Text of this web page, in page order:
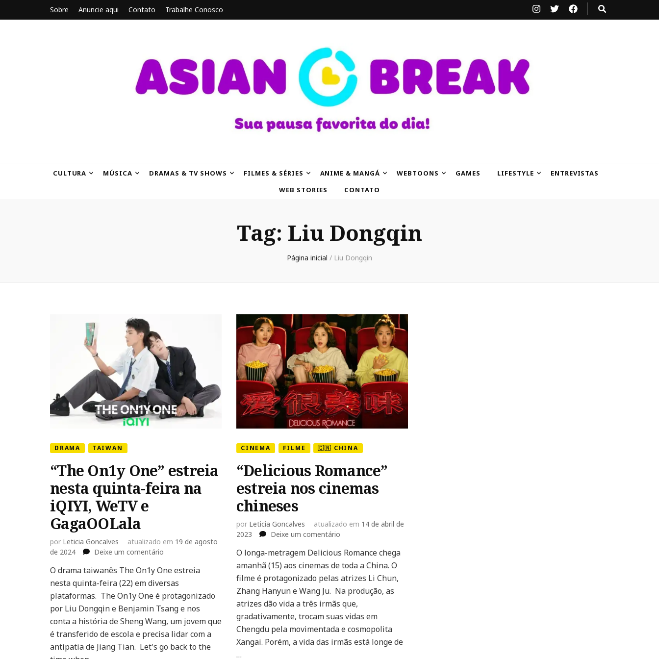
Sobre Anuncie aqui Contato Trabalhe Conosco
CULTURA MÚSICA DRAMAS & TV SHOWS FILMES & SÉRIES ANIME & MANGÁ WEBTOONS GAMES LIFESTYLE
ENTREVISTAS
WEB STORIES
CONTATO
Tag: Liu Dongqin
Página inicial / Liu Dongqin
DRAMA TAIWAN
“The On1y One” estreia
nesta quinta-feira na
iQIYI, WeTV e
GagaOOLala
por Leticia Goncalves atualizado em 19 de agosto
de 2024
Deixe um comentário
On1y
One”
estreia
nesta
quinta-
feira
na
iQIYI,
O drama taiwanês The On1y One estreia
nesta quinta-feira (22) em diversas
plataformas. The On1y One é protagonizado
por Liu Dongqin e Benjamin Tsang e nos
conta a história de Sheng Wang, um jovem que
é transferido de escola e precisa lidar com a
antipatia de Jiang Tian. Let's go back to the
CINEMA FILME 🇨🇳 CHINA
“Delicious Romance”
estreia nos cinemas
chineses
por Leticia Goncalves atualizado em 14 de abril de
2023
Deixe um comentárioem
Romance”
estreia
nos
chineses
O longa-metragem Delicious Romance chega
amanhã (15) aos cinemas de toda a China. O
filme é protagonizado pelas atrizes Li Chun,
Zhang Hanyun e Wang Ju. Na produção, as
atrizes dão vida a três irmãs que,
gradativamente, trocam suas vidas em
Chengdu pela movimentada e cosmopolita
Xangai. Porém, a vida das irmãs está longe de
…